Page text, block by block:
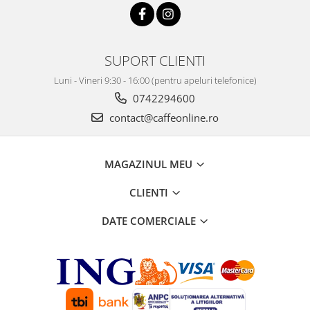
SUPORT CLIENTI
Luni - Vineri 9:30 - 16:00 (pentru apeluri telefonice)
0742294600
contact@caffeonline.ro
MAGAZINUL MEU
CLIENTI
DATE COMERCIALE